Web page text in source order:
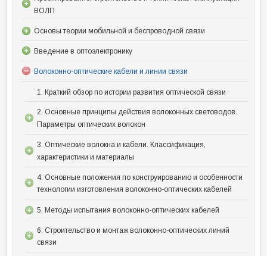
ВОЛП
Основы теории мобильной и беспроводной связи
Введение в оптоэлектронику
Волоконно-оптические кабели и линии связи
1. Краткий обзор по истории развития оптической связи
2. Основные принципы действия волоконных световодов.
Параметры оптических волокон
3. Оптические волокна и кабели. Классификация,
характеристики и материалы
4. Основные положения по конструированию и особенности
технологии изготовления волоконно-оптических кабелей
5. Методы испытания волоконно-оптических кабелей
6. Строительство и монтаж волоконно-оптических линий
связи